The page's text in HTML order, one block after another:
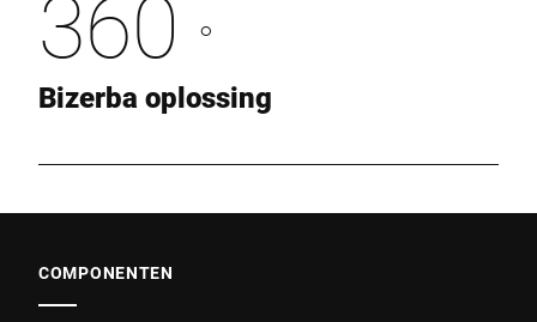
360 °
Bizerba oplossing
COMPONENTEN